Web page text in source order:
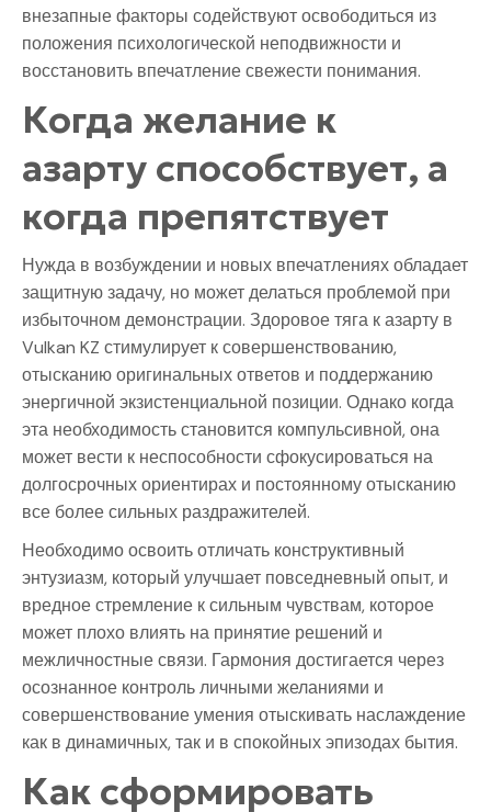
внезапные факторы содействуют освободиться из
положения психологической неподвижности и
восстановить впечатление свежести понимания.
Когда желание к
азарту способствует, а
когда препятствует
Нужда в возбуждении и новых впечатлениях обладает
защитную задачу, но может делаться проблемой при
избыточном демонстрации. Здоровое тяга к азарту в
Vulkan KZ стимулирует к совершенствованию,
отысканию оригинальных ответов и поддержанию
энергичной экзистенциальной позиции. Однако когда
эта необходимость становится компульсивной, она
может вести к неспособности сфокусироваться на
долгосрочных ориентирах и постоянному отысканию
все более сильных раздражителей.
Необходимо освоить отличать конструктивный
энтузиазм, который улучшает повседневный опыт, и
вредное стремление к сильным чувствам, которое
может плохо влиять на принятие решений и
межличностные связи. Гармония достигается через
осознанное контроль личными желаниями и
совершенствование умения отыскивать наслаждение
как в динамичных, так и в спокойных эпизодах бытия.
Как сформировать